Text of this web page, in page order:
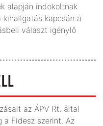
alapján indokoltnak
kihallgatás kapcsán a
választ igénylő
az ÁPV Rt. által
Fidesz szerint. Az